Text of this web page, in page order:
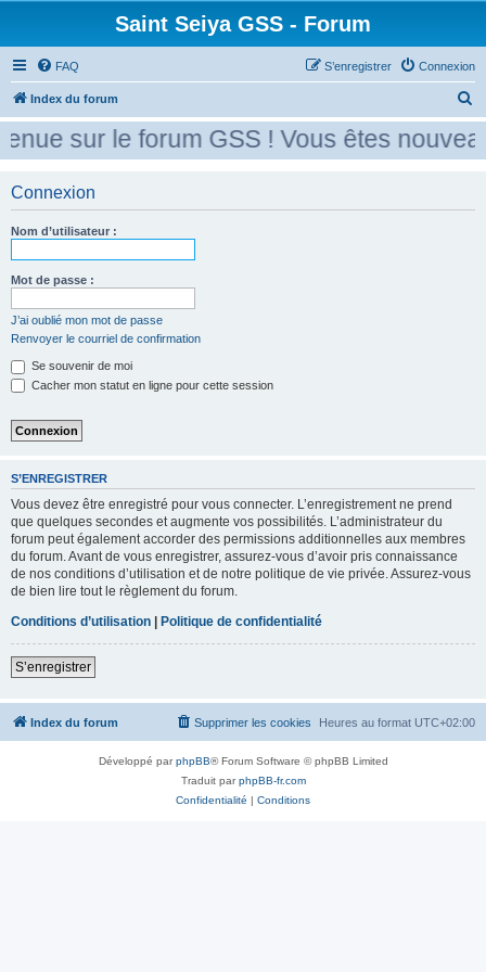
Saint Seiya GSS - Forum
FAQ Connexion
S’enregistrer
Index du forum
e
c
sur le forum GSS ! Vous êtes
Connexion
Nom d’utilisateur :
Mot de passe :
J’ai oublié mon mot de passe
Renvoyer le courriel de confirmation
Se souvenir de moi
Cacher mon statut en ligne pour cette session
S’ENREGISTRER
Vous devez être enregistré pour vous connecter. L’enregistrement ne prend
que quelques secondes et augmente vos possibilités. L’administrateur du
forum peut également accorder des permissions additionnelles aux membres
du forum. Avant de vous enregistrer, assurez-vous d’avoir pris connaissance
de nos conditions d’utilisation et de notre politique de vie privée. Assurez-vous
de bien lire tout le règlement du forum.
Conditions d’utilisation | Politique de confidentialité
S’enregistrer
Index du forum Heures au format UTC+02:00
Supprimer les cookies
Développé parphpBB® Forum Software © phpBB Limited
Traduit parphpBB-fr.com
Confidentialité | Conditions